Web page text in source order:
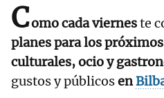
Como cada vierneste
planes para los
culturales, ocio y
gustos y públicosen